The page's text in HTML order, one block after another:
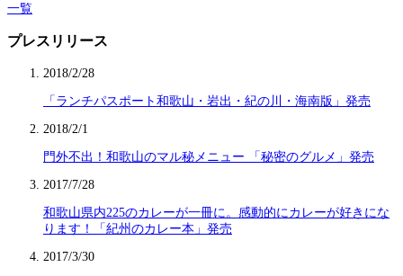
一覧
プレスリリース
2018/2/28
「ランチパスポート和歌山・岩出・紀の川・海南版」発売
2018/2/1
門外不出！和歌山のマル秘メニュー 「秘密のグルメ」発売
2017/7/28
和歌山県内225のカレーが一冊に。感動的にカレーが好きにな
ります！「紀州のカレー本」発売
2017/3/30